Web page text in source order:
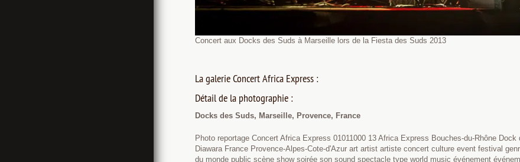
Concert aux Docks des Suds à Marseille lors de la Fiesta des Suds 2013
La galerie Concert Africa Express :
Détail de la photographie :
Docks des Suds, Marseille, Provence, France
Photo reportage Concert Africa Express 01011000 13 Africa Express Bouches-du-Rhône
Diawara France Provence-Alpes-Cote-d'Azur art artist artiste concert culture event festival
du monde public scène show soirée son sound spectacle type world music événement